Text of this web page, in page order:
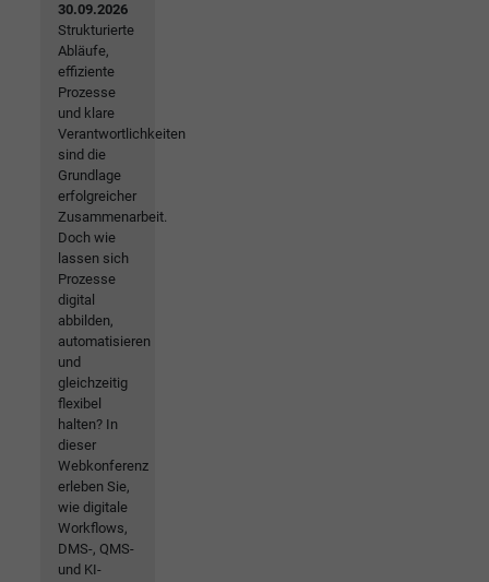
30.09.2026
Strukturierte
Abläufe,
effiziente
Prozesse
und klare
Verantwortlichkeiten
sind die
Grundlage
erfolgreicher
Zusammenarbeit.
Doch wie
lassen sich
Prozesse
digital
abbilden,
automatisieren
und
gleichzeitig
flexibel
halten? In
dieser
Webkonferenz
erleben Sie,
wie digitale
Workflows,
DMS-, QMS-
und KI-